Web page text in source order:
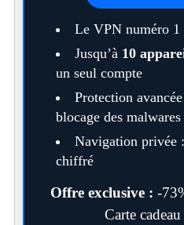
Le VPN numéro 1
Jusqu’à 10
un seul compte
Protection
blocage des malwares
Navigation privée
chiffré
Offre exclusive : -
Carte